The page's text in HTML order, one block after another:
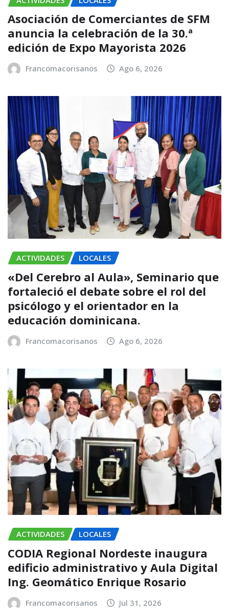
Asociación de Comerciantes de SFM
anuncia la celebración de la 30.ª
edición de Expo Mayorista 2026
Francomacorisanos Ago 6, 2026
ACTIVIDADES LOCALES
«Del Cerebro al Aula», Seminario que
fortaleció el debate sobre el rol del
psicólogo y el orientador en la
educación dominicana.
Francomacorisanos Ago 6, 2026
ACTIVIDADES LOCALES
CODIA Regional Nordeste inaugura
edificio administrativo y Aula Digital
Ing. Geomático Enrique Rosario
Francomacorisanos Jul 31, 2026